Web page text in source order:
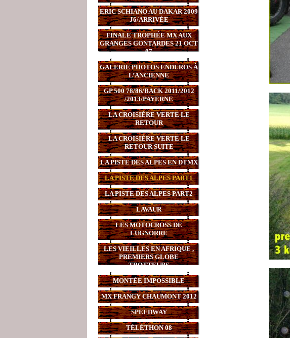
ERIC SCHIANO AU DAKAR 2009
J6/ARRIVÉE
FINALE TROPHÉE MX AUX
GRANGES GONTARDES 21 OCT
07
GALERIE PHOTOS ENDUROS À
L’ANCIENNE
GP 500 78/86/BACK 2011/2012
/2013/PAYERNE
LA CROISIÈRE VERTE LE
RETOUR
LA CROISIÈRE VERTE LE
RETOUR SUITE
LA PISTE DES ALPES EN DTMX
LA PISTE DES ALPES PART1
LA PISTE DES ALPES PART2
LAVAUR
LES MOTOCROSS DE
LUGNORRE
LES VIEILLES EN AFRIQUE ,
PREMIERS GLOBE
TROTTEURS
MONTÉE IMPOSSIBLE
MX FRANGY CHAUMONT 2012
SPEEDWAY
TÉLÉTHON 08